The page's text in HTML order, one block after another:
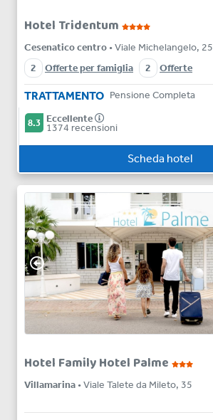
Hotel Tridentum
Cesenatico centro • Viale Michelangelo, 25
2
Offerte per famiglia 2 Offerte
TRATTAMENTO Pensione Completa
8.3 Eccellente
1374 recensioni
Scheda hotel
Hotel Family Hotel Palme
Villamarina • Viale Talete da Mileto, 35